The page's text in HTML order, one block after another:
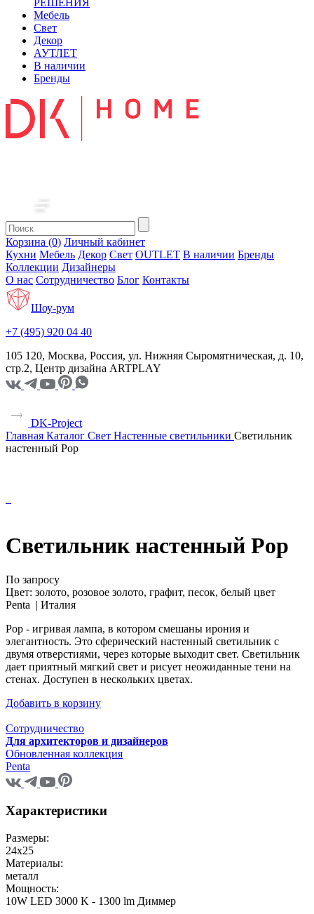
Мебель
Свет
Декор
АУТЛЕТ
В наличии
Бренды
Корзина (0) Личный кабинет
Кухни Мебель Декор Свет OUTLET В наличии Бренды
Коллекции Дизайнеры
О нас Сотрудничество Блог Контакты
Шоу-рум
+7 (495) 920 04 40
105 120, Москва, Россия, ул. Нижняя Сыромятническая, д. 10,
стр.2, Центр дизайна ARTPLAY
DK-Project
Главная Каталог Свет Настенные светильники Светильник
настенный Pop
Светильник настенный Pop
По запросу
Цвет: золото, розовое золото, графит, песок, белый цвет
Penta | Италия
Pop - игривая лампа, в котором смешаны ирония и
элегантность. Это сферический настенный светильник с
двумя отверстиями, через которые выходит свет. Светильник
дает приятный мягкий свет и рисует неожиданные тени на
стенах. Доступен в нескольких цветах.
Добавить в корзину
Сотрудничество
Для архитекторов и дизайнеров
Обновленная коллекция
Penta
Характеристики
Размеры:
24х25
Материалы:
металл
Мощность:
10W LED 3000 K - 1300 lm Диммер